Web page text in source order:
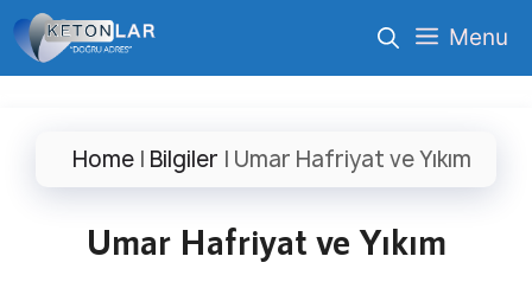
İçeriğe
atla
Menu
Home | Bilgiler | Umar Hafriyat ve Yıkım
Umar Hafriyat ve Yıkım